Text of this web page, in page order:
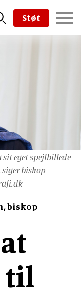
Støt
sit eget spejlbillede
biskop
biskop
til